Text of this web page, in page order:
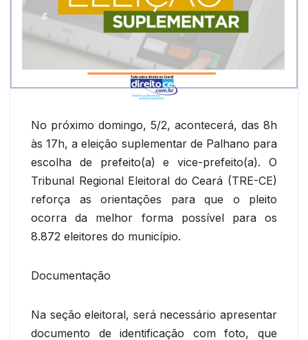
No próximo domingo, 5/2, acontecerá, das 8h
às 17h, a eleição suplementar de Palhano para
escolha de prefeito(a) e vice-prefeito(a). O
Tribunal Regional Eleitoral do Ceará (TRE-CE)
reforça as orientações para que o pleito
ocorra da melhor forma possível para os
8.872 eleitores do município.
Documentação
Na seção eleitoral, será necessário apresentar
documento de identificação com foto, que